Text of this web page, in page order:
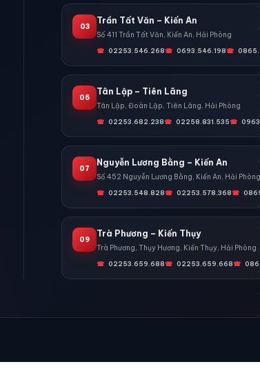
03
Trần Tất Văn – Kiến An
Số 411 Trần Tất Văn, Kiến An, Hải Phòng
02253.546.268 0693.546.198
05
Tân Lập – Tiên Lãng
Tân Lập, Đoàn Lập, Tiên Lãng, Hải Phòng
02253.682.238 02258.831.535
07
Nguyễn Lương Bằng – Kiến An
Số 452 Nguyễn Lương Bằng, Kiến An, Hải Phòng
02253.548.828 02253.578.368
09
Trà Phương – Kiến Thụy
Trà Phương, Thụy Hương, Kiến Thụy, Hải Phòng
02253.659.688 02253.659.668